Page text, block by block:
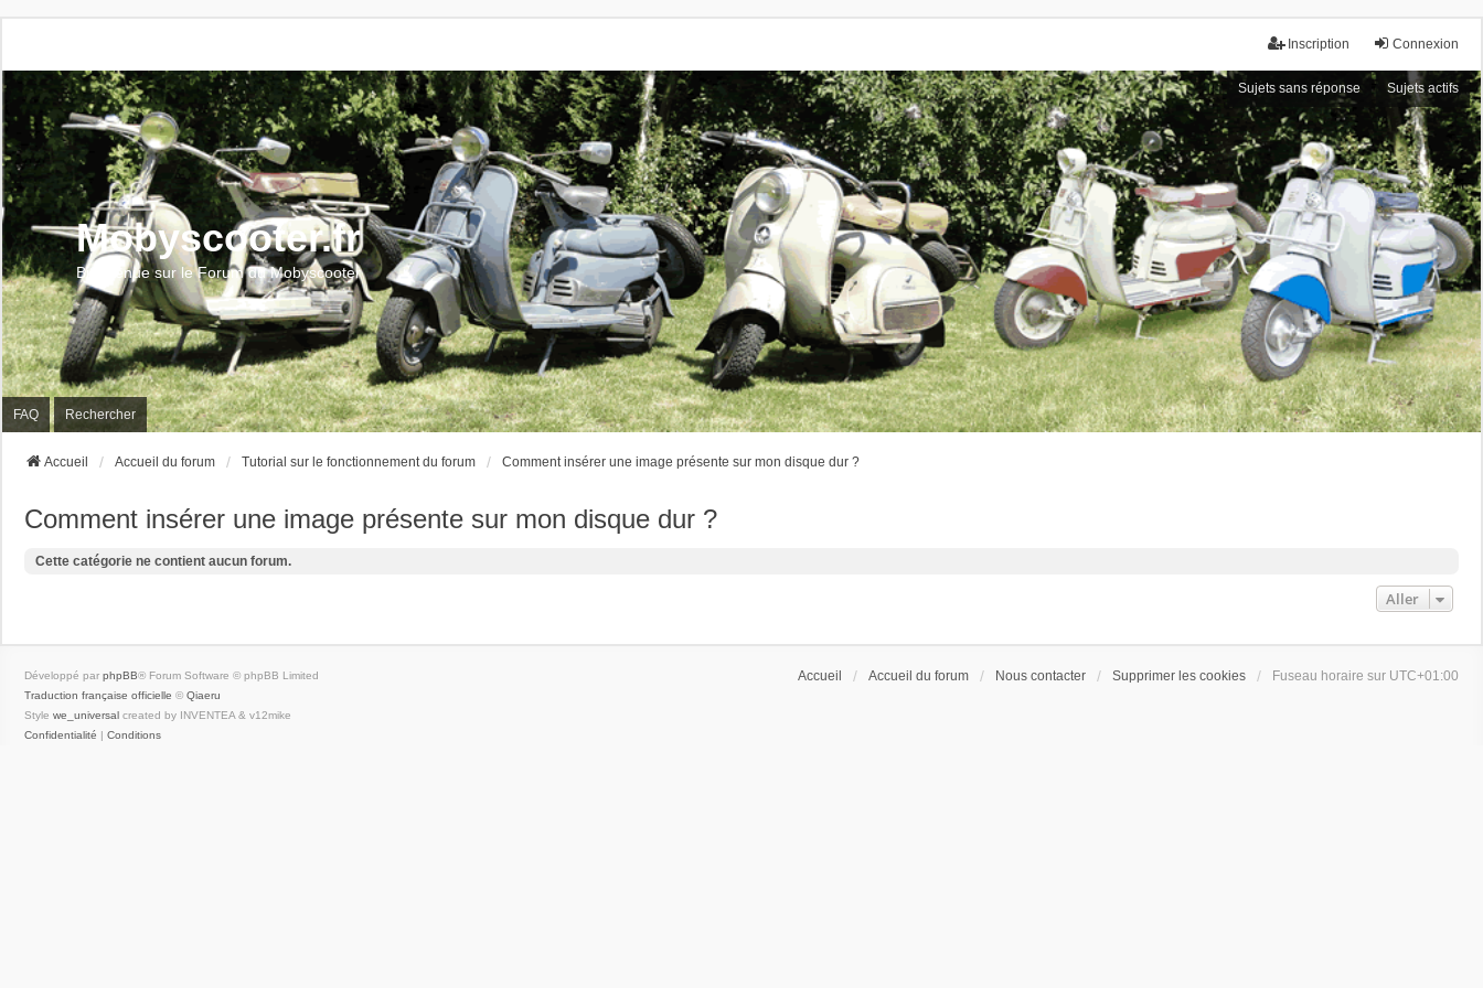
Connexion
Inscription
Sujets sans réponse Sujets actifs
Mobyscooter.fr
Bienvenue sur le Forum du Mobyscooter
FAQ Rechercher
Accueil Accueil du forum Tutorial sur le fonctionnement du forum Comment insérer une image présente sur mon disque dur ?
Comment insérer une image présente sur mon disque dur ?
Cette catégorie ne contient aucun forum.
Aller
Accueil Accueil du forum Nous contacter Supprimer les cookies Fuseau horaire sur UTC+01:00
Développé par phpBB® Forum Software © phpBB Limited
Traduction française officielle © Qiaeru
Style we_universal created by INVENTEA & v12mike
Confidentialité
Conditions